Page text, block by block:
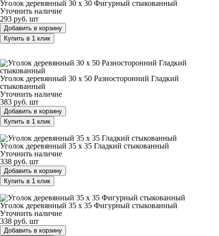
Уголок деревянный 30 х 30 Фигурный стыкованный
Уточнить наличие
293 руб. шт
Добавить в корзину
Купить в 1 клик
Уголок деревянный 30 х 50 Разносторонний Гладкий
стыкованный
Уточнить наличие
383 руб. шт
Добавить в корзину
Купить в 1 клик
Уголок деревянный 35 х 35 Гладкий стыкованный
Уточнить наличие
338 руб. шт
Добавить в корзину
Купить в 1 клик
Уголок деревянный 35 х 35 Фигурный стыкованный
Уточнить наличие
338 руб. шт
Добавить в корзину